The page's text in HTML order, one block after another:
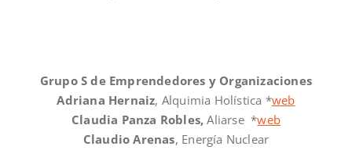
Grupo S de Emprendedores y Organizaciones
Adriana Hernaiz, Alquimia Holística *web
Claudia Panza Robles,Aliarse *web
Claudio Arenas, Energía Nuclear